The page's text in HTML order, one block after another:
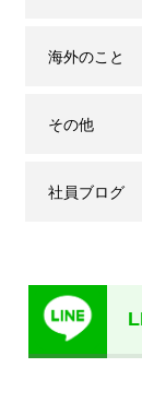
海外のこと
その他
社員ブログ